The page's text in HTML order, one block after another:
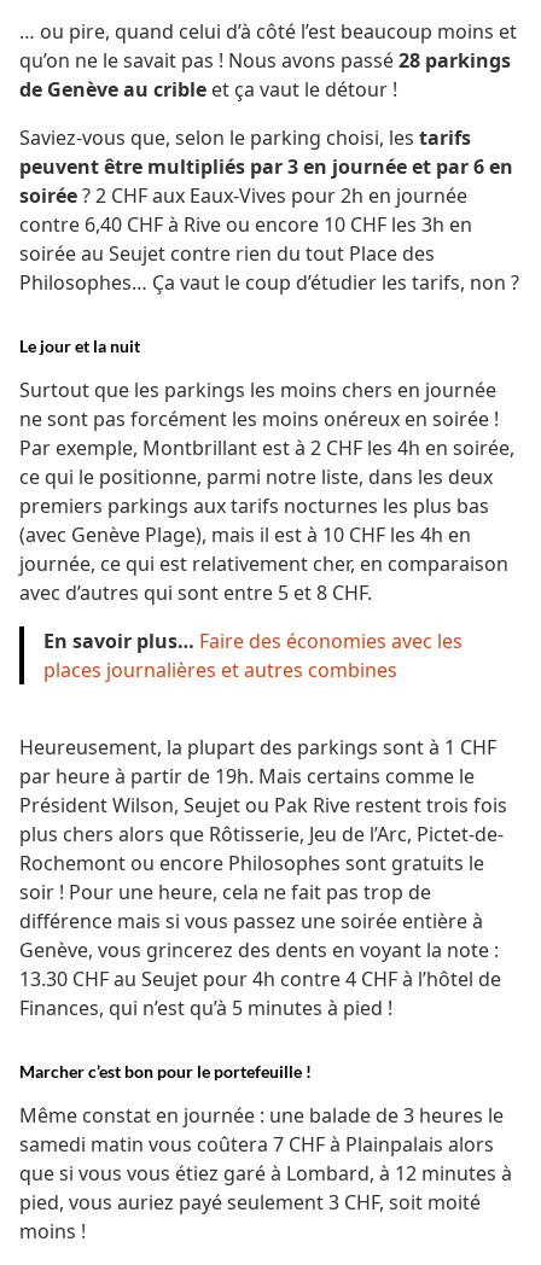
… ou pire, quand celui d’à côté l’est beaucoup moins et
qu’on ne le savait pas ! Nous avons passé28 parkings
de Genève au crible et ça vaut le détour !
Saviez-vous que, selon le parking choisi, les tarifs
peuvent être multipliés par 3 en journée et par 6 en
soirée? 2 CHF aux Eaux-Vives pour 2h en journée
contre 6,40 CHF à Rive ou encore 10 CHF les 3h en
soirée au Seujet contre rien du tout Place des
Philosophes… Ça vaut le coup d’étudier les tarifs, non ?
Le jour et la nuit
Surtout que les parkings les moins chers en journée
ne sont pas forcément les moins onéreux en soirée !
Par exemple, Montbrillant est à 2 CHF les 4h en soirée,
ce qui le positionne, parmi notre liste, dans les deux
premiers parkings aux tarifs nocturnes les plus bas
(avec Genève Plage), mais il est à 10 CHF les 4h en
journée, ce qui est relativement cher, en comparaison
avec d’autres qui sont entre 5 et 8 CHF.
En savoir plus… Faire des économies avec les
places journalières et autres combines
Heureusement, la plupart des parkings sont à 1 CHF
par heure à partir de 19h. Mais certains comme le
Président Wilson, Seujet ou Pak Rive restent trois fois
plus chers alors que Rôtisserie, Jeu de l’Arc, Pictet-de-
Rochemont ou encore Philosophes sont gratuits le
soir ! Pour une heure, cela ne fait pas trop de
différence mais si vous passez une soirée entière à
Genève, vous grincerez des dents en voyant la note :
13.30 CHF au Seujet pour 4h contre 4 CHF à l’hôtel de
Finances, qui n’est qu’à 5 minutes à pied !
Marcher c’est bon pour le portefeuille !
Même constat en journée : une balade de 3 heures le
samedi matin vous coûtera 7 CHF à Plainpalais alors
que si vous vous étiez garé à Lombard, à 12 minutes à
pied, vous auriez payé seulement 3 CHF, soit moité
moins !